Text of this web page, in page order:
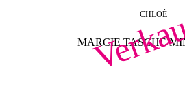
CHLOÈ
MARCIE TASCHE